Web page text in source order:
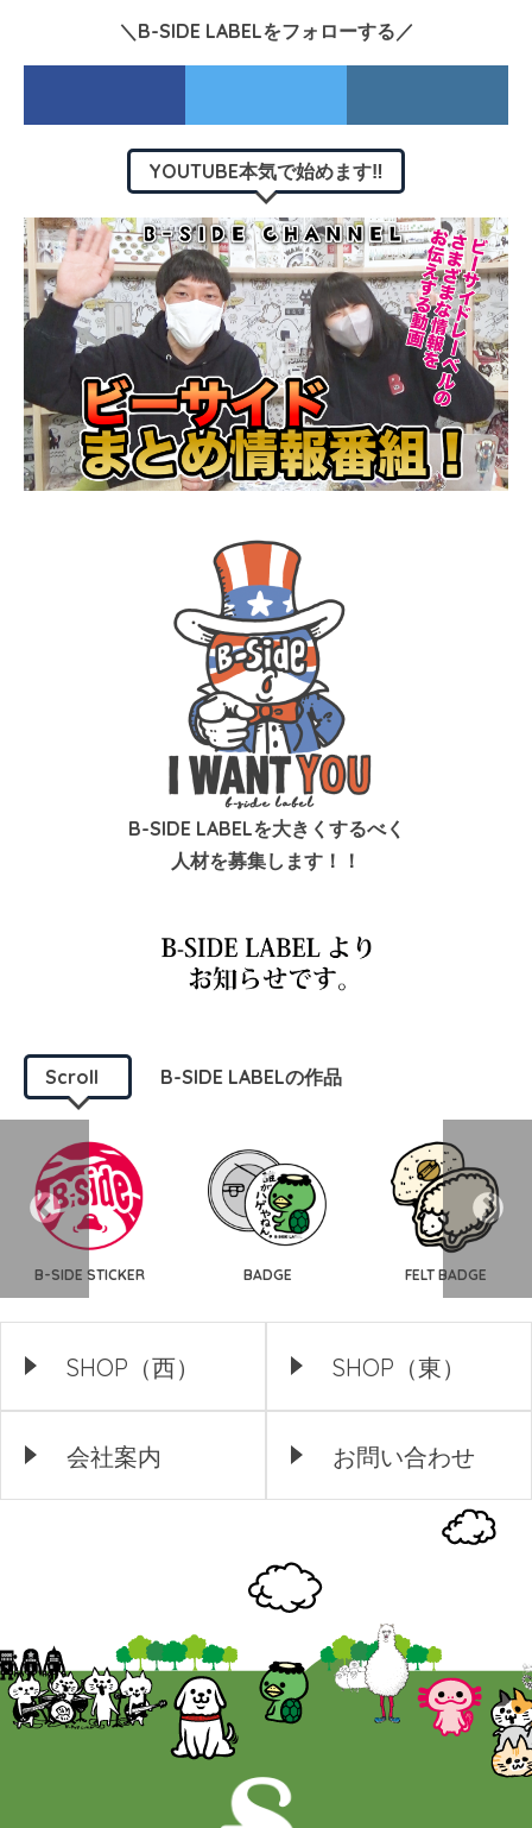
＼B-SIDE LABELをフォローする／
YOUTUBE本気で始めます‼︎
B-SIDE LABELを大きくするべく
人材を募集します！！
Scroll B-SIDE LABELの作品
B-SIDE STICKER BADGE FELT BADGE
SHOP（西） SHOP（東）
会社案内 お問い合わせ